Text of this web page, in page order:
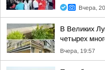
Вчера,
В Великих
четырех
Вчера, 19:57